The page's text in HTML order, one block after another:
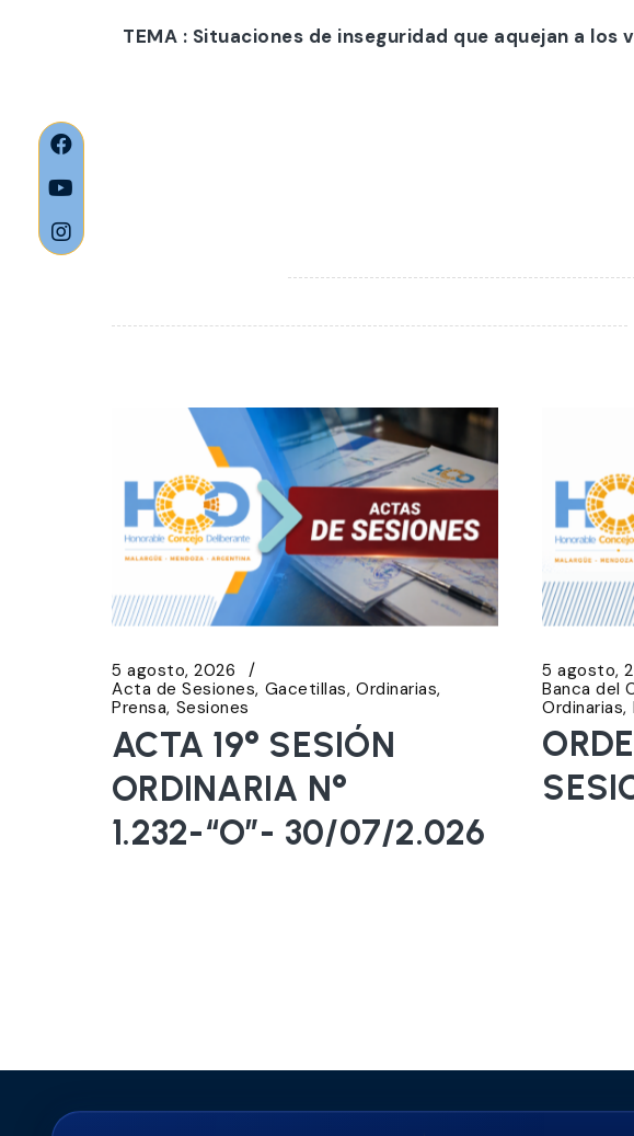
TEMA : Situaciones de inseguridad que aquejan a los
5 agosto, 2026
Acta de Sesiones Gacetillas Ordinarias
Prensa Sesiones
ACTA 19° SESIÓN
ORDINARIA N°
1.232-“O”- 30/07/2.026
5 agosto,
Banca del
Ordinarias